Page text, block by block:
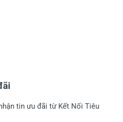
tin ưu đãi từ Kết Nối Tiêu